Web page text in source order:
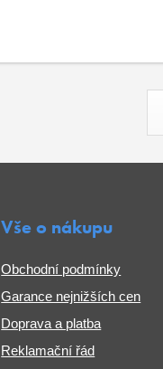
Vše o nákupu
Obchodní podmínky
Garance nejnižších cen
Doprava a platba
Reklamační řád